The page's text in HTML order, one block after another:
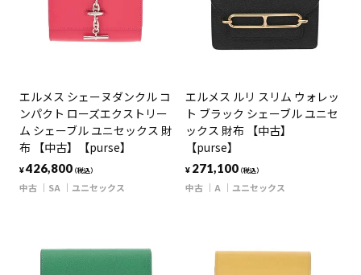
エルメス シェーヌダンクル コ
ンパクト ローズエクストリー
ム シェーブル ユニセックス 財
布 【中古】【purse】
¥426,800（税込）
中古 SA ユニセックス
エルメス ルリ スリム ウォレッ
ト ブラック シェーブル ユニセ
ックス 財布 【中古】
【purse】
¥ 271,100（税込）
中古 A ユニセックス